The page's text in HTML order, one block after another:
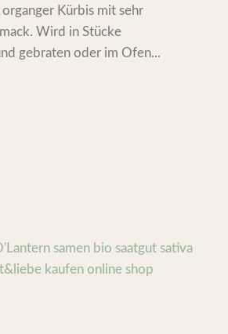
organger Kürbis mit sehr
Wird in Stücke
gebraten oder im Ofen...